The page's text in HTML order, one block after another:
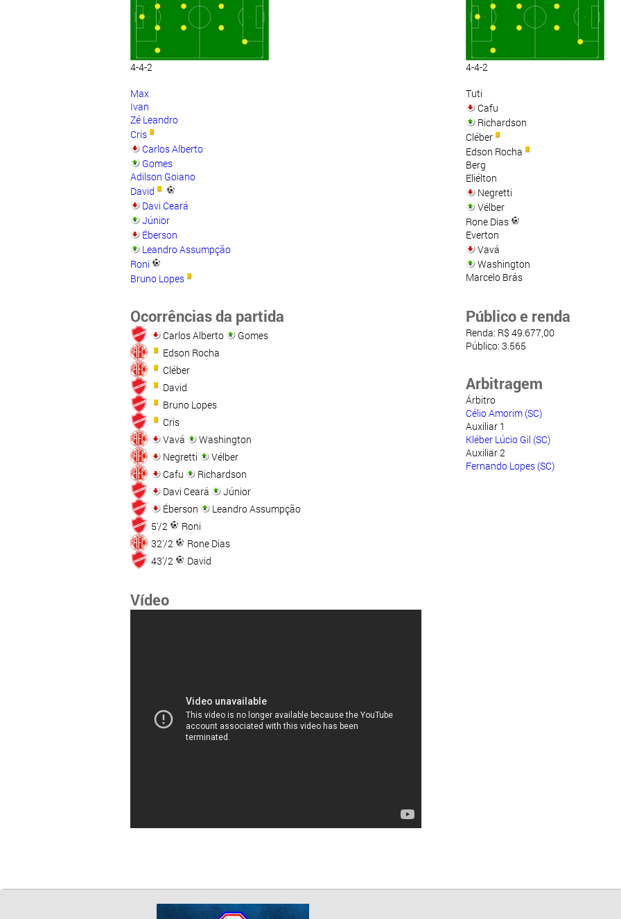
4-4-2
Max
Ivan
Zé Leandro
Cris
Carlos Alberto
Gomes
Adilson Goiano
David
Davi Ceará
Júnior
Éberson
Leandro Assumpção
Roni
Bruno Lopes
4-4-2
Tuti
Cafu
Richardson
Cléber
Edson Rocha
Berg
Eliélton
Negretti
Vélber
Rone Dias
Everton
Vavá
Washington
Marcelo Brás
Ocorrências da partida
Carlos Alberto
Gomes
Edson Rocha
Cléber
David
Bruno Lopes
Cris
Vavá
Washington
Negretti
Vélber
Cafu
Richardson
Davi Ceará
Júnior
Éberson
Leandro Assumpção
5'/2
Roni
32'/2
Rone Dias
43'/2
David
Público e renda
Renda: R$ 49.677,00
Público: 3.565
Arbitragem
Árbitro
Célio Amorim (SC)
Auxiliar 1
Kléber Lúcio Gil (SC)
Auxiliar 2
Fernando Lopes (SC)
Vídeo